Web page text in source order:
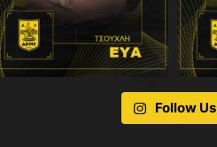
Follow Us